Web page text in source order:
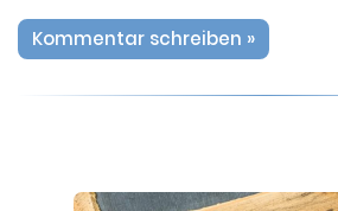
Kommentar schreiben »